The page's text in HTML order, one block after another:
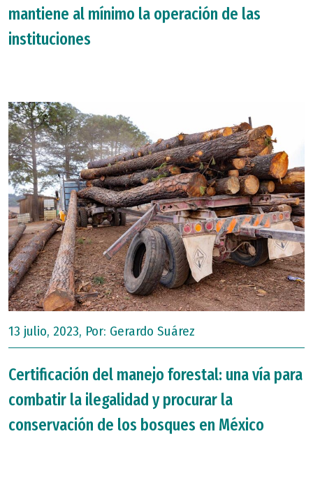
mantiene al mínimo la operación de las
instituciones
13 julio, 2023, Por: Gerardo Suárez
Certificación del manejo forestal: una vía para
combatir la ilegalidad y procurar la
conservación de los bosques en México